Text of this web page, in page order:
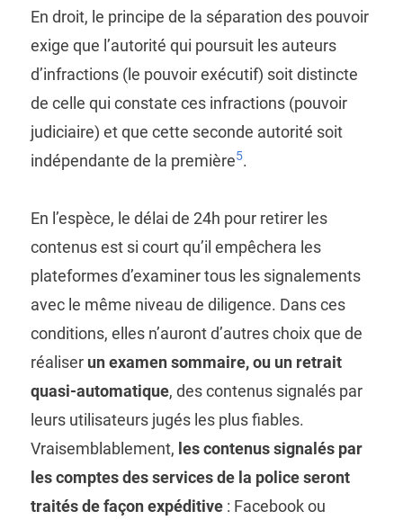
En droit, le principe de la séparation des pouvoir
exige que l’autorité qui poursuit les auteurs
d’infractions (le pouvoir exécutif) soit distincte
de celle qui constate ces infractions (pouvoir
judiciaire) et que cette seconde autorité soit
indépendante de la première5.
En l’espèce, le délai de 24h pour retirer les
contenus est si court qu’il empêchera les
plateformes d’examiner tous les signalements
avec le même niveau de diligence. Dans ces
conditions, elles n’auront d’autres choix que de
réaliser un examen sommaire, ou un retrait
quasi-automatique, des contenus signalés par
leurs utilisateurs jugés les plus fiables.
Vraisemblablement, les contenus signalés par
les comptes des services de la police seront
traités de façon expéditive: Facebook ou